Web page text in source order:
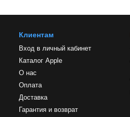
Клиентам
Вход в личный кабинет
Каталог Apple
О нас
Оплата
Доставка
Гарантия и возврат